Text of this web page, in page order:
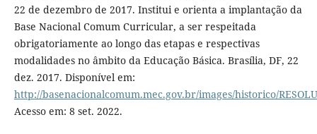
22 de dezembro de 2017. Institui e orienta a implantação da
Base Nacional Comum Curricular, a ser respeitada
obrigatoriamente ao longo das etapas e respectivas
modalidades no âmbito da Educação Básica. Brasília, DF, 22
dez. 2017. Disponível em:
http://basenacionalcomum.mec.gov.br/images/historico/
Acesso em: 8 set. 2022.